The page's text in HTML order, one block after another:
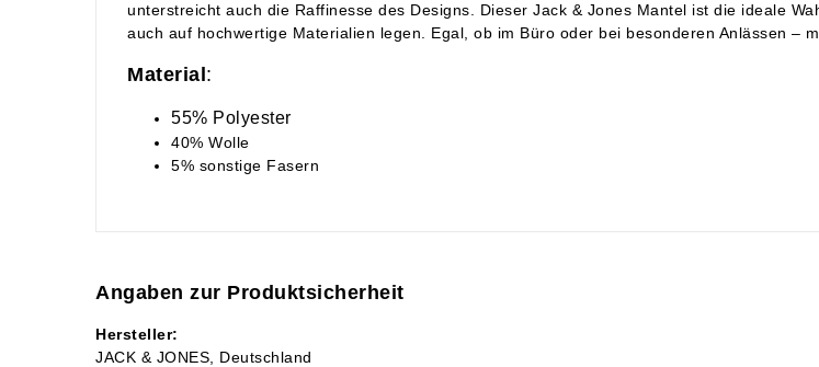
unterstreicht auch die Raffinesse des Designs. Dieser Jack & Jones Mantel ist die ideale
auch auf hochwertige Materialien legen. Egal, ob im Büro oder bei besonderen Anlässen –
Material:
55% Polyester
40% Wolle
5% sonstige Fasern
Angaben zur Produktsicherheit
Hersteller:
JACK & JONES
Deutschland